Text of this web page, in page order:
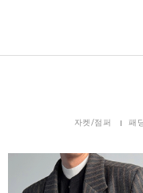
자켓/점퍼 패